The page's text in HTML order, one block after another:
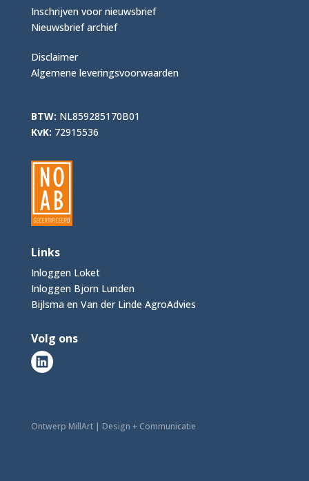
Inschrijven voor nieuwsbrief
Nieuwsbrief archief
Disclaimer
Algemene leveringsvoorwaarden
BTW: NL859285170B01
KvK: 72915536
Links
Inloggen Loket
Inloggen Bjorn Lunden
Bijlsma en Van der Linde AgroAdvies
Volg ons
Ontwerp MillArt | Design + Communicatie